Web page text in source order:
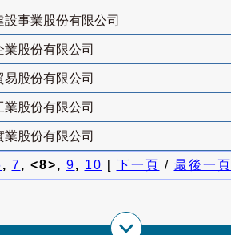
設事業股份有限公司
業股份有限公司
易股份有限公司
業股份有限公司
業股份有限公司
, 7, <8>, 9, 10 [ 下一頁 / 最後一頁